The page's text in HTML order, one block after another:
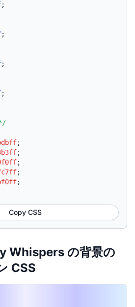
;
;
;
;
;
;
;
;
;
Copy CSS
Whispers の背景の
CSS